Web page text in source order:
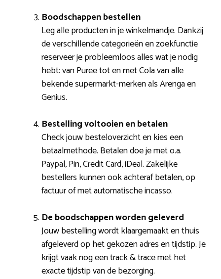
Boodschappen bestellen
Leg alle producten in je winkelmandje. Dankzij
de verschillende categorieën en zoekfunctie
reserveer je probleemloos alles wat je nodig
hebt: van Puree tot en met Cola van alle
bekende supermarkt-merken als Arenga en
Genius.
Bestelling voltooien en betalen
Check jouw besteloverzicht en kies een
betaalmethode. Betalen doe je met o.a.
Paypal, Pin, Credit Card, iDeal. Zakelijke
bestellers kunnen ook achteraf betalen, op
factuur of met automatische incasso.
De boodschappen worden geleverd
Jouw bestelling wordt klaargemaakt en thuis
afgeleverd op het gekozen adres en tijdstip. Je
krijgt vaak nog een track & trace met het
exacte tijdstip van de bezorging.